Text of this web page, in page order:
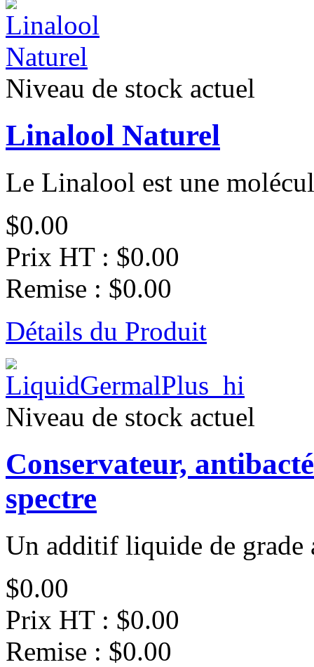
Niveau de stock actuel
Linalool Naturel
Le Linalool est une
$0.00
Prix HT : $0.00
Remise : $0.00
Détails du Produit
Niveau de stock actuel
Conservateur,
spectre
Un additif liquide de grade
$0.00
Prix HT : $0.00
Remise : $0.00